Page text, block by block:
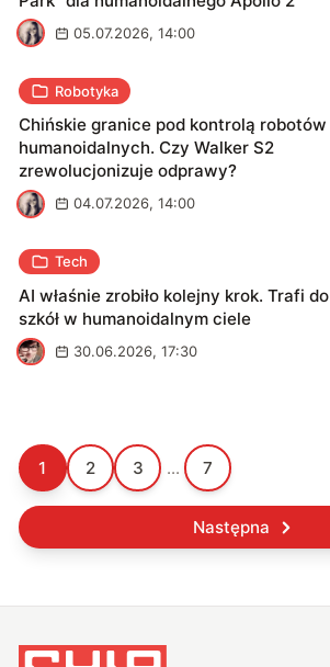
M
05.07.2026, 14:00
Robotyka
Chińskie granice pod kontrolą robotów
humanoidalnych. Czy Walker S2
zrewolucjonizuje odprawy?
M
04.07.2026, 14:00
Tech
AI właśnie zrobiło kolejny krok. Trafi do
szkół w humanoidalnym ciele
J
30.06.2026, 17:30
1 2 3 ... 7
Następna